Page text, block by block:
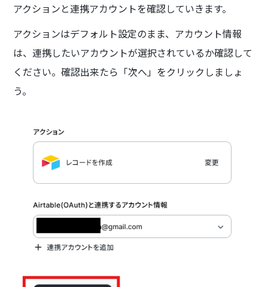
アクションと連携アカウントを確認していきます。
アクションはデフォルト設定のまま、アカウント情報
は、連携したいアカウントが選択されているか確認して
ください。確認出来たら「次へ」をクリックしましょ
う。